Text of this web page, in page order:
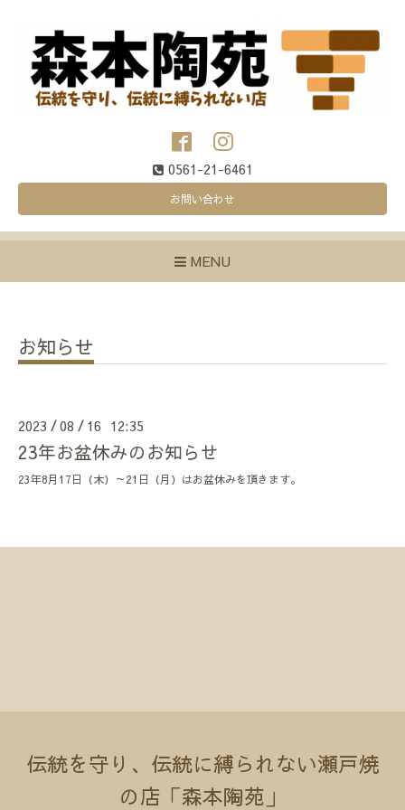
0561-21-6461
お問い合わせ
MENU
お知らせ
2023 /08 / 16 12:35
23年お盆休みのお知らせ
23年8月17日（木）～21日（月）はお盆休みを頂きます。
伝統を守り、伝統に縛られない瀬戸焼
の店「森本陶苑」